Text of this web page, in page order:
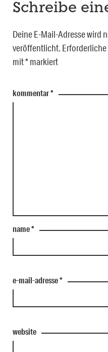
Schreibe
Deine E-Mail-Adresse wird
veröffentlicht.
mit*markiert
kommentar*
name*
e-mail-adresse*
website